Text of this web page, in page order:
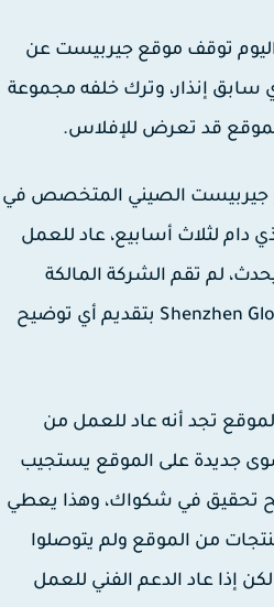
توقف موقع جيربيست عن
إنذار، وترك خلفه مجموعة
قد تعرض للإفلاس.
الصيني المتخصص في
دام لثلاث أسابيع، عاد للعمل
لم تقم الشركة المالكة
Shenzhen Globalegrow E-Commerce Co بتقديم أي توضيح
تجد أنه عاد للعمل من
جديدة على الموقع يستجيب
تحقيق في شكواك، وهذا يعطي
من الموقع ولم يتوصلوا
عاد الدعم الفني للعمل